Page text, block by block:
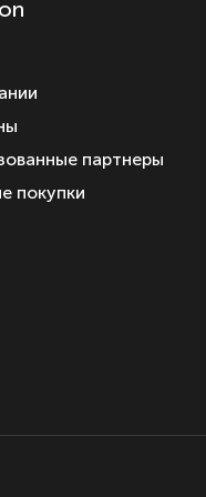
партнеры
покупки